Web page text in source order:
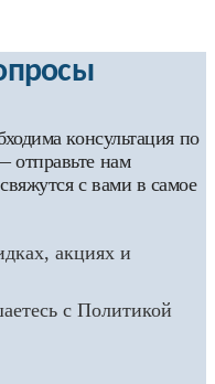
консультация по
отправьте нам
с вами в самое
акциях и
с Политикой